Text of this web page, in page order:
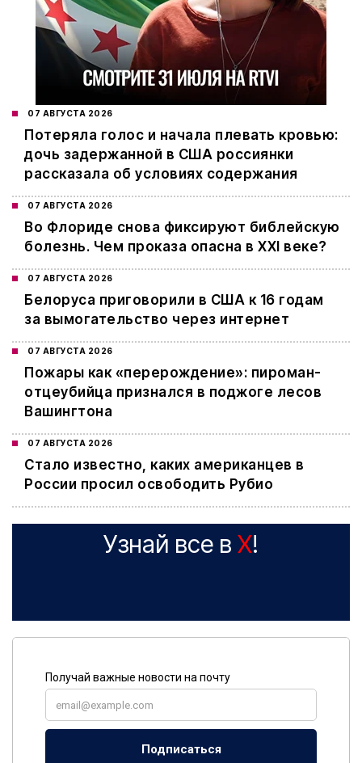
07 АВГУСТА 2026
Потеряла голос и начала плевать кровью:
дочь задержанной в США россиянки
рассказала об условиях содержания
07 АВГУСТА 2026
Во Флориде снова фиксируют библейскую
болезнь. Чем проказа опасна в XXI веке?
07 АВГУСТА 2026
Белоруса приговорили в США к 16 годам
за вымогательство через интернет
07 АВГУСТА 2026
Пожары как «перерождение»: пироман-
отцеубийца признался в поджоге лесов
Вашингтона
07 АВГУСТА 2026
Стало известно, каких американцев в
России просил освободить Рубио
Узнай все в X!